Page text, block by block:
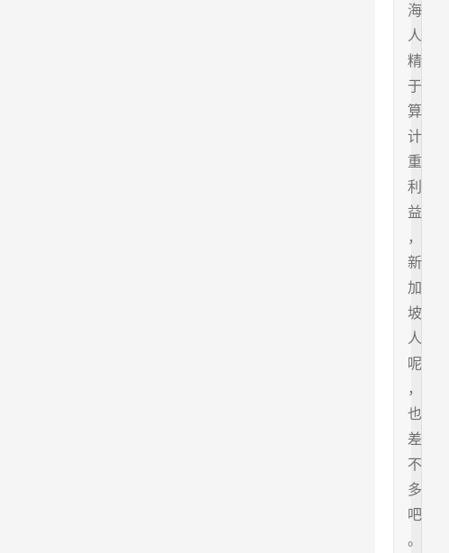
海
人
精
于
算
计
重
利
益
，
新
加
坡
人
呢
，
也
差
不
多
吧
。